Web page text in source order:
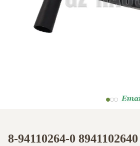
8-94110264-0